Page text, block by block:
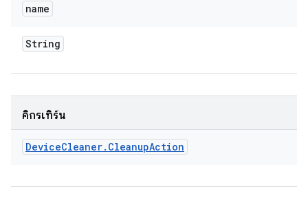
name
String
คิกรีเทิร์น
DeviceCleaner. CleanupAction